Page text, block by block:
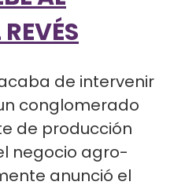
de intervenir
conglomerado
de producción
negocio agro-
anunció el